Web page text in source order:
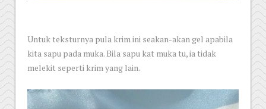
Untuk teksturnya pula krim ini seakan-akan gel apabila
kita sapu pada muka. Bila sapu kat muka tu, ia tidak
melekit seperti krim yang lain.